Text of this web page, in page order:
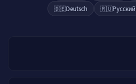
🇷🇺Русский
🇩🇪Deutsch